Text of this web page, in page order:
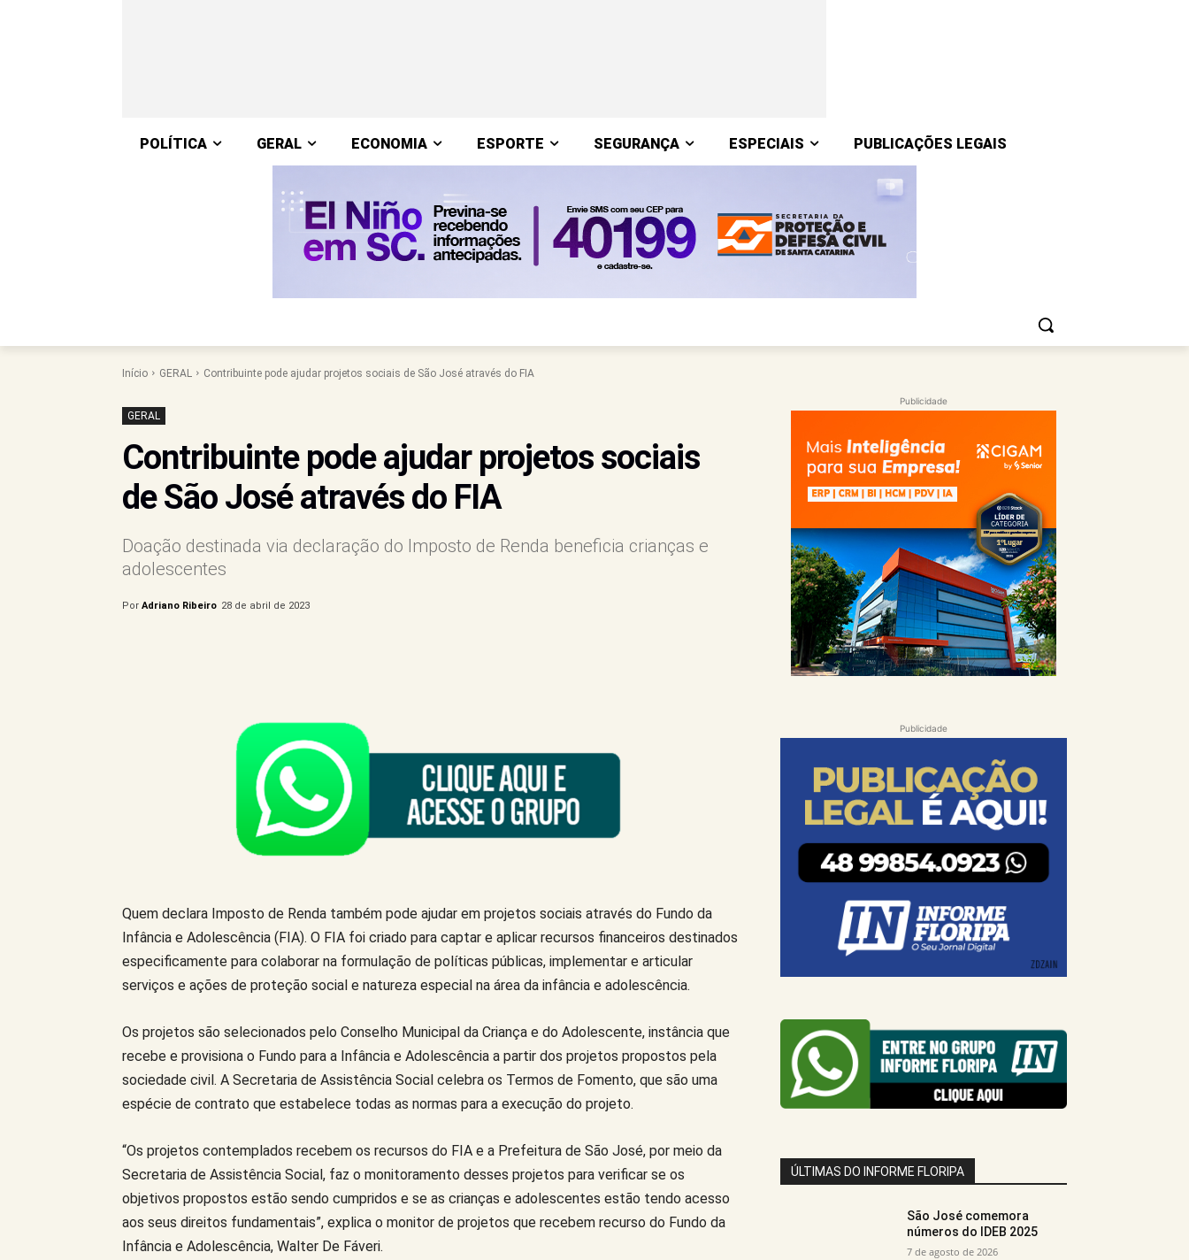
POLÍTICA GERAL ECONOMIA ESPORTE SEGURANÇA ESPECIAIS PUBLICAÇÕES LEGAIS
Início GERAL Contribuinte pode ajudar projetos sociais de São José através do FIA
GERAL
Contribuinte pode ajudar projetos sociais
de São José através do FIA
Doação destinada via declaração do Imposto de Renda beneficia crianças e
adolescentes
Por Adriano Ribeiro 28 de abril de 2023
Quem declara Imposto de Renda também pode ajudar em projetos sociais através do Fundo da
Infância e Adolescência (FIA). O FIA foi criado para captar e aplicar recursos financeiros destinados
especificamente para colaborar na formulação de políticas públicas, implementar e articular
serviços e ações de proteção social e natureza especial na área da infância e adolescência.
Os projetos são selecionados pelo Conselho Municipal da Criança e do Adolescente, instância que
recebe e provisiona o Fundo para a Infância e Adolescência a partir dos projetos propostos pela
sociedade civil. A Secretaria de Assistência Social celebra os Termos de Fomento, que são uma
espécie de contrato que estabelece todas as normas para a execução do projeto.
“Os projetos contemplados recebem os recursos do FIA e a Prefeitura de São José, por meio da
Secretaria de Assistência Social, faz o monitoramento desses projetos para verificar se os
objetivos propostos estão sendo cumpridos e se as crianças e adolescentes estão tendo acesso
aos seus direitos fundamentais”, explica o monitor de projetos que recebem recurso do Fundo da
Infância e Adolescência, Walter De Fáveri.
Publicidade
Publicidade
ÚLTIMAS DO INFORME FLORIPA
São José comemora
números do IDEB 2025
7 de agosto de 2026